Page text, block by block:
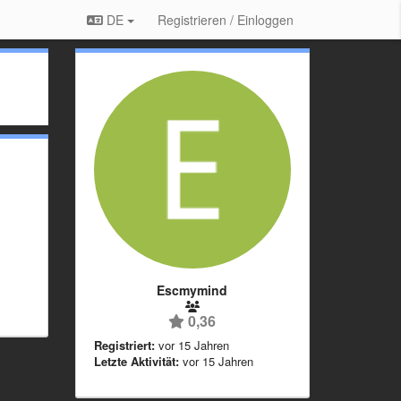
DE Registrieren / Einloggen
Escmymind
0,36
Registriert: vor 15 Jahren
Letzte Aktivität: vor 15 Jahren